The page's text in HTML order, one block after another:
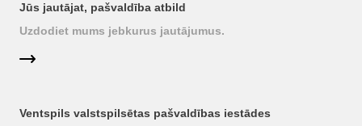
Jūs jautājat, pašvaldība atbild
Uzdodiet mums jebkurus jautājumus.
Ventspils valstspilsētas pašvaldības iestādes